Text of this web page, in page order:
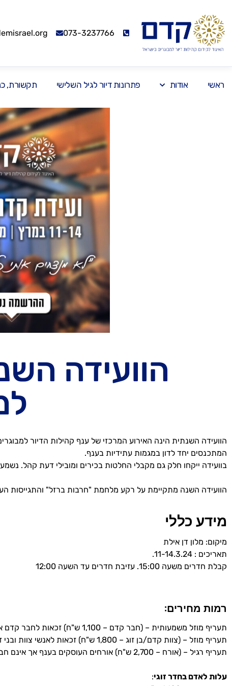
073-3237766
ראשי אודות פתרונות דיור לגיל השלישי תקשורת,
הוועידה
המתכנסים יחד לדון במגמות עתידיות בענף.
בוועידה ייקחו חלק גם מקבלי החלטות בכירים ומובילי דעת קהל.
הוועידה השנה מתקיימת על רקע מלחמת "חרבות ברזל" והתגייסות
מידע כללי
מיקום: מלון דן אילת
תאריכים : 11-14.3.24.
קבלת חדרים משעה 15:00. עזיבת חדרים עד השעה 12:00
רמות מחירים:
תעריף מוזל משמעותית – (חבר קדם – 1,100 ש"ח) זכאות לחבר קדם אחד לבית ואחד נוסף לרשת
תעריף מוזל – (צוות קדם/בן זוג – 1,800 ש"ח) זכאות לאנשי צוות ובני זוגם
תעריף רגיל – (אורח – 2,700 ש"ח) אורחים העוסקים בענף אך אינם חברי קדם
עלות לאדם בחדר זוגי: